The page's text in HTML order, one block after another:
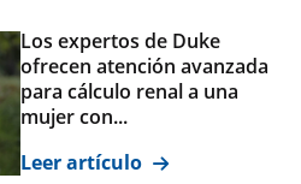
Los expertos de Duke
ofrecen atención avanzada
para cálculo renal a una
mujer con...
Leer artículo